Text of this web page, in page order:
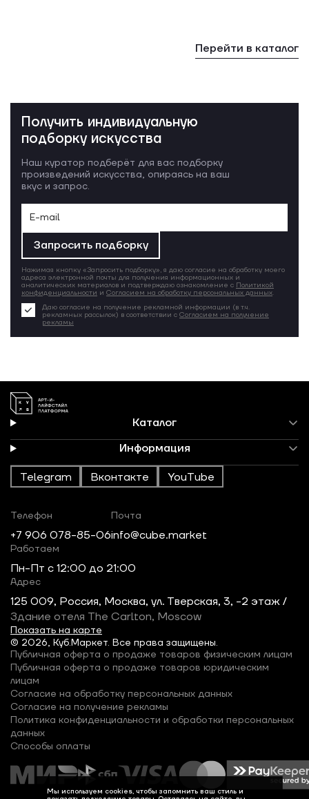
Перейти в каталог
Получить индивидуальную
подборку искусства
Наш куратор подберёт для вас подборку
произведений искусства, опираясь на ваш
вкус и запрос.
Запросить подборку
Нажимая кнопку «Запросить подборку», я даю согласие на обработку моего
адреса электронной почты для получения информационных и
аналитических материалов и подтверждаю ознакомление с Политикой
конфиденциальности и Согласием на обработку персональных данных.
Даю согласие на получение рекламной информации (в т.ч.
рекламных рассылок) в соответствии с Согласием на получение
рекламы
Каталог
Информация
Telegram Вконтакте YouTube
© 2026, Куб.Маркет. Все права защищены.
Телефон
+7 906 078-85-06
Почта
info@cube.market
Работаем
Пн-Пт c 12:00 до 21:00
Адрес
125 009, Россия, Москва, ул. Тверская, 3, -2 этаж /
Здание отеля The Carlton, Moscow
Показать на карте
Публичная оферта о продаже товаров физическим лицам
Публичная оферта о продаже товаров юридическим
лицам
Согласие на обработку персональных данных
Согласие на получение рекламы
Политика конфиденциальности и обработки персональных
данных
Способы оплаты
Мы используем cookies, чтобы запомнить ваш стиль и